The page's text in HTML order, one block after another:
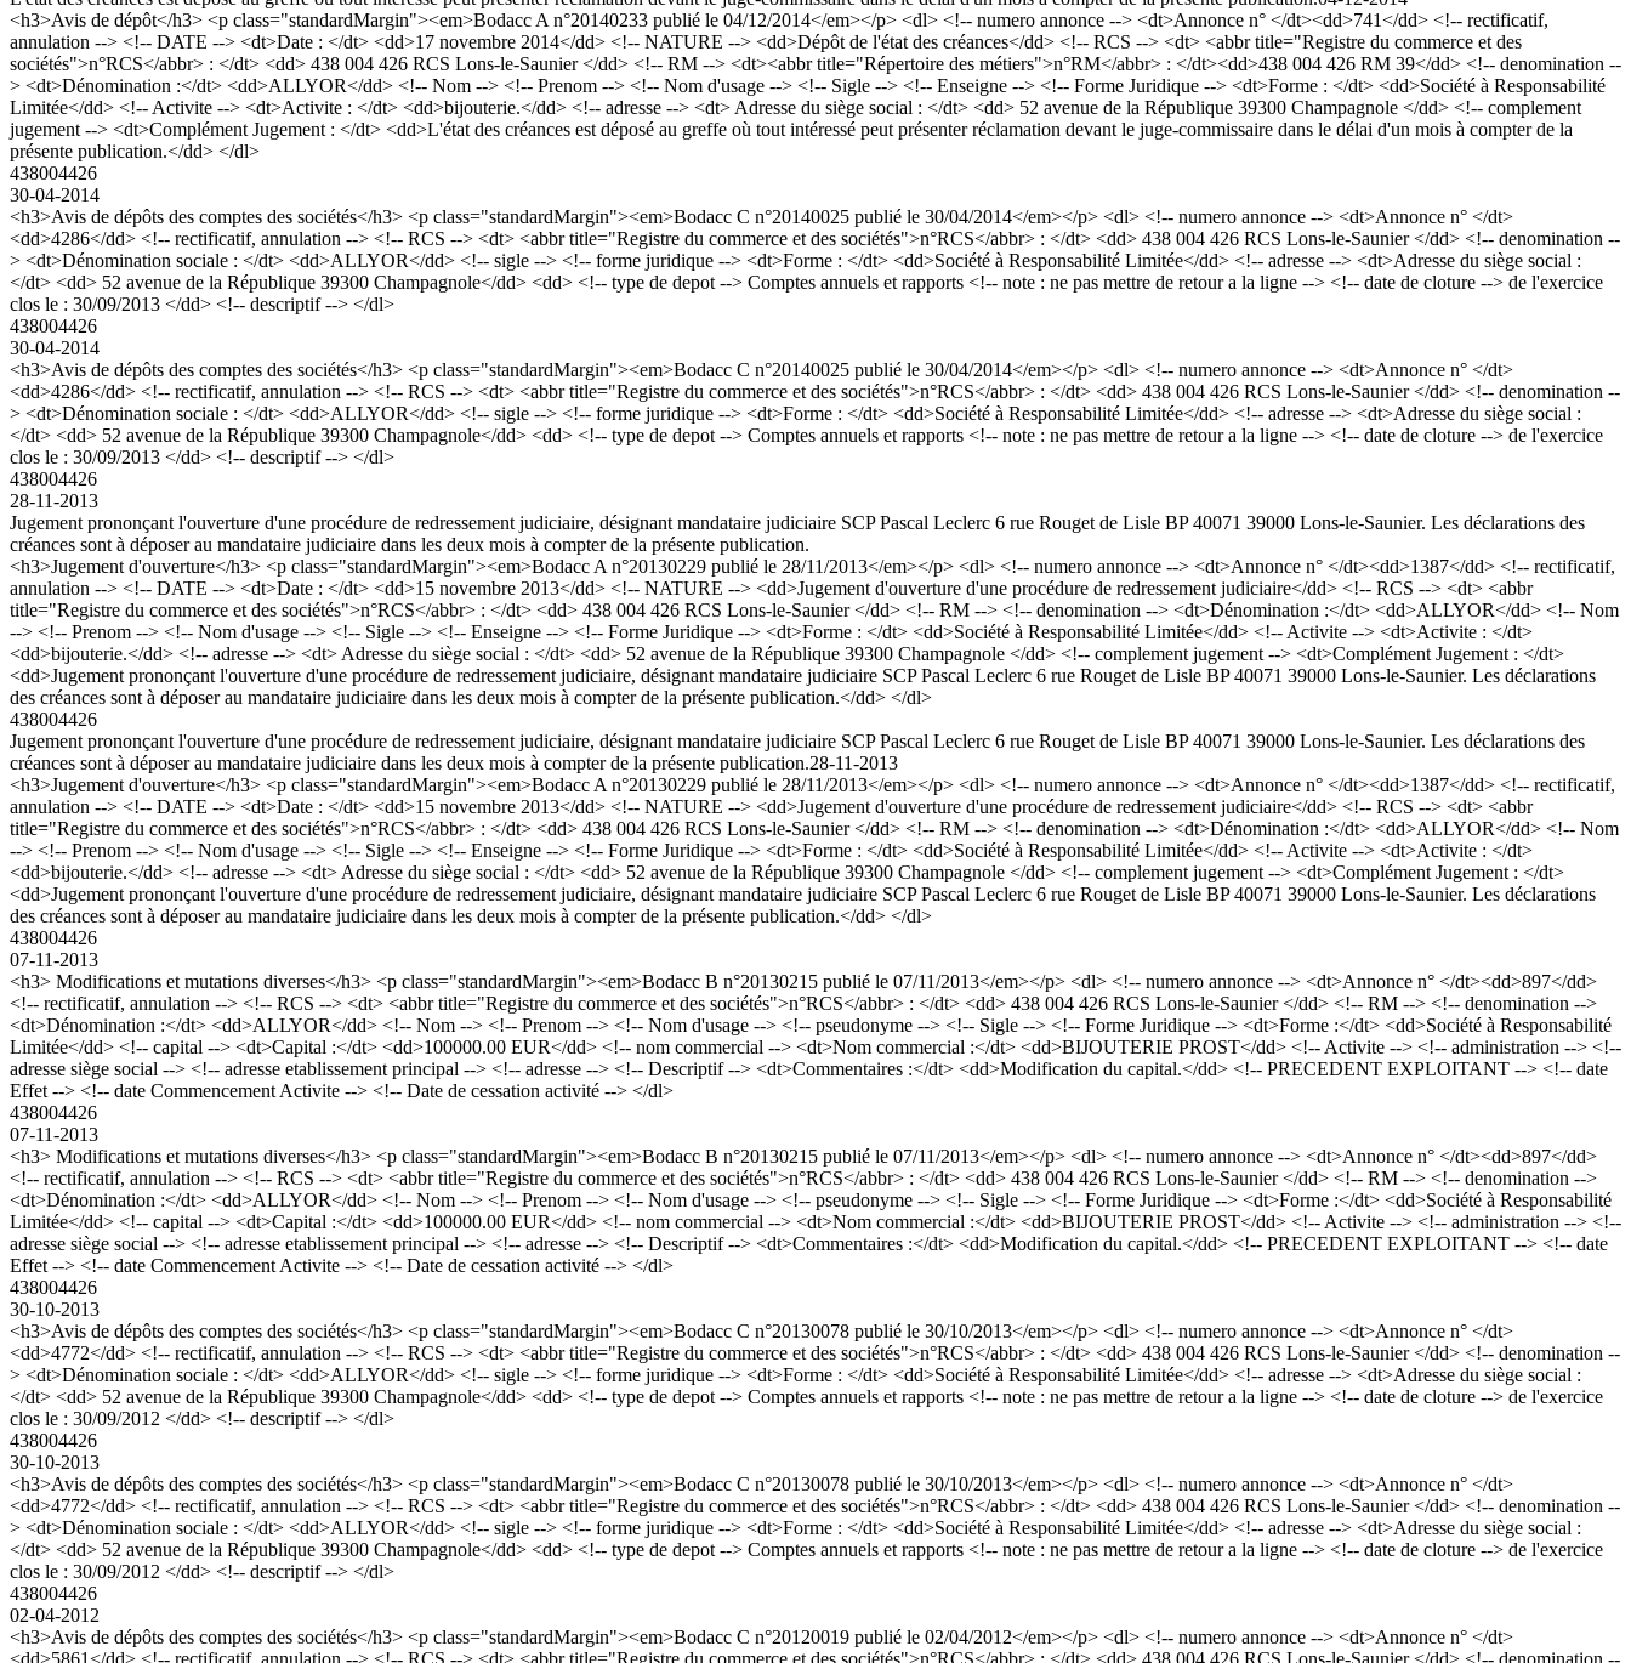
<h3>Avis de dépôt</h3> <p class="standardMargin"><em>Bodacc A n°20140233 publié le 04/12/2014</em></p> <dl> <!-- numero annonce --> <dt>Annonce n° </dt><dd>741</dd> <!-- rectificatif,
annulation --> <!-- DATE --> <dt>Date : </dt> <dd>17 novembre 2014</dd> <!-- NATURE --> <dd>Dépôt de l'état des créances</dd> <!-- RCS --> <dt> <abbr title="Registre du commerce et des
sociétés">n°RCS</abbr> : </dt> <dd> 438 004 426 RCS Lons-le-Saunier </dd> <!-- RM --> <dt><abbr title="Répertoire des métiers">n°RM</abbr> : </dt><dd>438 004 426 RM 39</dd> <!-- denomination --
> <dt>Dénomination :</dt> <dd>ALLYOR</dd> <!-- Nom --> <!-- Prenom --> <!-- Nom d'usage --> <!-- Sigle --> <!-- Enseigne --> <!-- Forme Juridique --> <dt>Forme : </dt> <dd>Société à Responsabilité
Limitée</dd> <!-- Activite --> <dt>Activite : </dt> <dd>bijouterie.</dd> <!-- adresse --> <dt> Adresse du siège social : </dt> <dd> 52 avenue de la République 39300 Champagnole </dd> <!-- complement
jugement --> <dt>Complément Jugement : </dt> <dd>L'état des créances est déposé au greffe où tout intéressé peut présenter réclamation devant le juge-commissaire dans le délai d'un mois à compter de la
présente publication.</dd> </dl>
438004426
30-04-2014
<h3>Avis de dépôts des comptes des sociétés</h3> <p class="standardMargin"><em>Bodacc C n°20140025 publié le 30/04/2014</em></p> <dl> <!-- numero annonce --> <dt>Annonce n° </dt>
<dd>4286</dd> <!-- rectificatif, annulation --> <!-- RCS --> <dt> <abbr title="Registre du commerce et des sociétés">n°RCS</abbr> : </dt> <dd> 438 004 426 RCS Lons-le-Saunier </dd> <!-- denomination --
> <dt>Dénomination sociale : </dt> <dd>ALLYOR</dd> <!-- sigle --> <!-- forme juridique --> <dt>Forme : </dt> <dd>Société à Responsabilité Limitée</dd> <!-- adresse --> <dt>Adresse du siège social :
</dt> <dd> 52 avenue de la République 39300 Champagnole</dd> <dd> <!-- type de depot --> Comptes annuels et rapports <!-- note : ne pas mettre de retour a la ligne --> <!-- date de cloture --> de l'exercice
clos le : 30/09/2013 </dd> <!-- descriptif --> </dl>
438004426
30-04-2014
<h3>Avis de dépôts des comptes des sociétés</h3> <p class="standardMargin"><em>Bodacc C n°20140025 publié le 30/04/2014</em></p> <dl> <!-- numero annonce --> <dt>Annonce n° </dt>
<dd>4286</dd> <!-- rectificatif, annulation --> <!-- RCS --> <dt> <abbr title="Registre du commerce et des sociétés">n°RCS</abbr> : </dt> <dd> 438 004 426 RCS Lons-le-Saunier </dd> <!-- denomination --
> <dt>Dénomination sociale : </dt> <dd>ALLYOR</dd> <!-- sigle --> <!-- forme juridique --> <dt>Forme : </dt> <dd>Société à Responsabilité Limitée</dd> <!-- adresse --> <dt>Adresse du siège social :
</dt> <dd> 52 avenue de la République 39300 Champagnole</dd> <dd> <!-- type de depot --> Comptes annuels et rapports <!-- note : ne pas mettre de retour a la ligne --> <!-- date de cloture --> de l'exercice
clos le : 30/09/2013 </dd> <!-- descriptif --> </dl>
438004426
28-11-2013
Jugement prononçant l'ouverture d'une procédure de redressement judiciaire, désignant mandataire judiciaire SCP Pascal Leclerc 6 rue Rouget de Lisle BP 40071 39000 Lons-le-Saunier. Les déclarations des
créances sont à déposer au mandataire judiciaire dans les deux mois à compter de la présente publication.
<h3>Jugement d'ouverture</h3> <p class="standardMargin"><em>Bodacc A n°20130229 publié le 28/11/2013</em></p> <dl> <!-- numero annonce --> <dt>Annonce n° </dt><dd>1387</dd> <!-- rectificatif,
annulation --> <!-- DATE --> <dt>Date : </dt> <dd>15 novembre 2013</dd> <!-- NATURE --> <dd>Jugement d'ouverture d'une procédure de redressement judiciaire</dd> <!-- RCS --> <dt> <abbr
title="Registre du commerce et des sociétés">n°RCS</abbr> : </dt> <dd> 438 004 426 RCS Lons-le-Saunier </dd> <!-- RM --> <!-- denomination --> <dt>Dénomination :</dt> <dd>ALLYOR</dd> <!-- Nom
--> <!-- Prenom --> <!-- Nom d'usage --> <!-- Sigle --> <!-- Enseigne --> <!-- Forme Juridique --> <dt>Forme : </dt> <dd>Société à Responsabilité Limitée</dd> <!-- Activite --> <dt>Activite : </dt>
<dd>bijouterie.</dd> <!-- adresse --> <dt> Adresse du siège social : </dt> <dd> 52 avenue de la République 39300 Champagnole </dd> <!-- complement jugement --> <dt>Complément Jugement : </dt>
<dd>Jugement prononçant l'ouverture d'une procédure de redressement judiciaire, désignant mandataire judiciaire SCP Pascal Leclerc 6 rue Rouget de Lisle BP 40071 39000 Lons-le-Saunier. Les déclarations
des créances sont à déposer au mandataire judiciaire dans les deux mois à compter de la présente publication.</dd> </dl>
438004426
Jugement prononçant l'ouverture d'une procédure de redressement judiciaire, désignant mandataire judiciaire SCP Pascal Leclerc 6 rue Rouget de Lisle BP 40071 39000 Lons-le-Saunier. Les déclarations des
créances sont à déposer au mandataire judiciaire dans les deux mois à compter de la présente publication.28-11-2013
<h3>Jugement d'ouverture</h3> <p class="standardMargin"><em>Bodacc A n°20130229 publié le 28/11/2013</em></p> <dl> <!-- numero annonce --> <dt>Annonce n° </dt><dd>1387</dd> <!-- rectificatif,
annulation --> <!-- DATE --> <dt>Date : </dt> <dd>15 novembre 2013</dd> <!-- NATURE --> <dd>Jugement d'ouverture d'une procédure de redressement judiciaire</dd> <!-- RCS --> <dt> <abbr
title="Registre du commerce et des sociétés">n°RCS</abbr> : </dt> <dd> 438 004 426 RCS Lons-le-Saunier </dd> <!-- RM --> <!-- denomination --> <dt>Dénomination :</dt> <dd>ALLYOR</dd> <!-- Nom
--> <!-- Prenom --> <!-- Nom d'usage --> <!-- Sigle --> <!-- Enseigne --> <!-- Forme Juridique --> <dt>Forme : </dt> <dd>Société à Responsabilité Limitée</dd> <!-- Activite --> <dt>Activite : </dt>
<dd>bijouterie.</dd> <!-- adresse --> <dt> Adresse du siège social : </dt> <dd> 52 avenue de la République 39300 Champagnole </dd> <!-- complement jugement --> <dt>Complément Jugement : </dt>
<dd>Jugement prononçant l'ouverture d'une procédure de redressement judiciaire, désignant mandataire judiciaire SCP Pascal Leclerc 6 rue Rouget de Lisle BP 40071 39000 Lons-le-Saunier. Les déclarations
des créances sont à déposer au mandataire judiciaire dans les deux mois à compter de la présente publication.</dd> </dl>
438004426
07-11-2013
<h3> Modifications et mutations diverses</h3> <p class="standardMargin"><em>Bodacc B n°20130215 publié le 07/11/2013</em></p> <dl> <!-- numero annonce --> <dt>Annonce n° </dt><dd>897</dd>
<!-- rectificatif, annulation --> <!-- RCS --> <dt> <abbr title="Registre du commerce et des sociétés">n°RCS</abbr> : </dt> <dd> 438 004 426 RCS Lons-le-Saunier </dd> <!-- RM --> <!-- denomination -->
<dt>Dénomination :</dt> <dd>ALLYOR</dd> <!-- Nom --> <!-- Prenom --> <!-- Nom d'usage --> <!-- pseudonyme --> <!-- Sigle --> <!-- Forme Juridique --> <dt>Forme :</dt> <dd>Société à Responsabilité
Limitée</dd> <!-- capital --> <dt>Capital :</dt> <dd>100000.00 EUR</dd> <!-- nom commercial --> <dt>Nom commercial :</dt> <dd>BIJOUTERIE PROST</dd> <!-- Activite --> <!-- administration --> <!--
adresse siège social --> <!-- adresse etablissement principal --> <!-- adresse --> <!-- Descriptif --> <dt>Commentaires :</dt> <dd>Modification du capital.</dd> <!-- PRECEDENT EXPLOITANT --> <!-- date
Effet --> <!-- date Commencement Activite --> <!-- Date de cessation activité --> </dl>
438004426
07-11-2013
<h3> Modifications et mutations diverses</h3> <p class="standardMargin"><em>Bodacc B n°20130215 publié le 07/11/2013</em></p> <dl> <!-- numero annonce --> <dt>Annonce n° </dt><dd>897</dd>
<!-- rectificatif, annulation --> <!-- RCS --> <dt> <abbr title="Registre du commerce et des sociétés">n°RCS</abbr> : </dt> <dd> 438 004 426 RCS Lons-le-Saunier </dd> <!-- RM --> <!-- denomination -->
<dt>Dénomination :</dt> <dd>ALLYOR</dd> <!-- Nom --> <!-- Prenom --> <!-- Nom d'usage --> <!-- pseudonyme --> <!-- Sigle --> <!-- Forme Juridique --> <dt>Forme :</dt> <dd>Société à Responsabilité
Limitée</dd> <!-- capital --> <dt>Capital :</dt> <dd>100000.00 EUR</dd> <!-- nom commercial --> <dt>Nom commercial :</dt> <dd>BIJOUTERIE PROST</dd> <!-- Activite --> <!-- administration --> <!--
adresse siège social --> <!-- adresse etablissement principal --> <!-- adresse --> <!-- Descriptif --> <dt>Commentaires :</dt> <dd>Modification du capital.</dd> <!-- PRECEDENT EXPLOITANT --> <!-- date
Effet --> <!-- date Commencement Activite --> <!-- Date de cessation activité --> </dl>
438004426
30-10-2013
<h3>Avis de dépôts des comptes des sociétés</h3> <p class="standardMargin"><em>Bodacc C n°20130078 publié le 30/10/2013</em></p> <dl> <!-- numero annonce --> <dt>Annonce n° </dt>
<dd>4772</dd> <!-- rectificatif, annulation --> <!-- RCS --> <dt> <abbr title="Registre du commerce et des sociétés">n°RCS</abbr> : </dt> <dd> 438 004 426 RCS Lons-le-Saunier </dd> <!-- denomination --
> <dt>Dénomination sociale : </dt> <dd>ALLYOR</dd> <!-- sigle --> <!-- forme juridique --> <dt>Forme : </dt> <dd>Société à Responsabilité Limitée</dd> <!-- adresse --> <dt>Adresse du siège social :
</dt> <dd> 52 avenue de la République 39300 Champagnole</dd> <dd> <!-- type de depot --> Comptes annuels et rapports <!-- note : ne pas mettre de retour a la ligne --> <!-- date de cloture --> de l'exercice
clos le : 30/09/2012 </dd> <!-- descriptif --> </dl>
438004426
30-10-2013
<h3>Avis de dépôts des comptes des sociétés</h3> <p class="standardMargin"><em>Bodacc C n°20130078 publié le 30/10/2013</em></p> <dl> <!-- numero annonce --> <dt>Annonce n° </dt>
<dd>4772</dd> <!-- rectificatif, annulation --> <!-- RCS --> <dt> <abbr title="Registre du commerce et des sociétés">n°RCS</abbr> : </dt> <dd> 438 004 426 RCS Lons-le-Saunier </dd> <!-- denomination --
> <dt>Dénomination sociale : </dt> <dd>ALLYOR</dd> <!-- sigle --> <!-- forme juridique --> <dt>Forme : </dt> <dd>Société à Responsabilité Limitée</dd> <!-- adresse --> <dt>Adresse du siège social :
</dt> <dd> 52 avenue de la République 39300 Champagnole</dd> <dd> <!-- type de depot --> Comptes annuels et rapports <!-- note : ne pas mettre de retour a la ligne --> <!-- date de cloture --> de l'exercice
clos le : 30/09/2012 </dd> <!-- descriptif --> </dl>
438004426
02-04-2012
<h3>Avis de dépôts des comptes des sociétés</h3> <p class="standardMargin"><em>Bodacc C n°20120019 publié le 02/04/2012</em></p> <dl> <!-- numero annonce --> <dt>Annonce n° </dt>
<dd>5861</dd> <!-- rectificatif, annulation --> <!-- RCS --> <dt> <abbr title="Registre du commerce et des sociétés">n°RCS</abbr> : </dt> <dd> 438 004 426 RCS Lons-le-Saunier </dd> <!-- denomination --